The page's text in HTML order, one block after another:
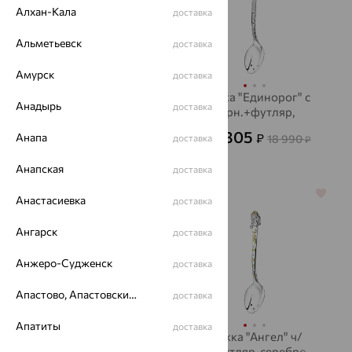
"+футл., серебро,
от
Ложка "Единорог" с
черн.+футляр,
от 9 305 ₽ 18 990₽
Ложка "Ангел" ч/
Алхан-Кала доставка
Альметьевск доставка
Амурск доставка
Анадырь доставка
Анапа доставка
Анапская доставка
Анастасиевка доставка
Ангарск доставка
Анжеро-Судженск доставка
Апастово, Апастовский район доставка
Апатиты доставка